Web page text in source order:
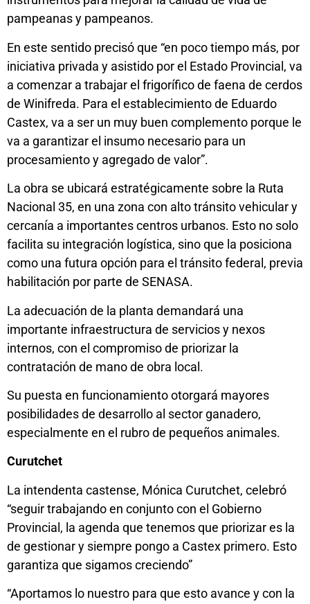
pampeanas y pampeanos.
En este sentido precisó que “en poco tiempo más, por
iniciativa privada y asistido por el Estado Provincial, va
a comenzar a trabajar el frigorífico de faena de cerdos
de Winifreda. Para el establecimiento de Eduardo
Castex, va a ser un muy buen complemento porque le
va a garantizar el insumo necesario para un
procesamiento y agregado de valor”.
La obra se ubicará estratégicamente sobre la Ruta
Nacional 35, en una zona con alto tránsito vehicular y
cercanía a importantes centros urbanos. Esto no solo
facilita su integración logística, sino que la posiciona
como una futura opción para el tránsito federal, previa
habilitación por parte de SENASA.
La adecuación de la planta demandará una
importante infraestructura de servicios y nexos
internos, con el compromiso de priorizar la
contratación de mano de obra local.
Su puesta en funcionamiento otorgará mayores
posibilidades de desarrollo al sector ganadero,
especialmente en el rubro de pequeños animales.
Curutchet
La intendenta castense, Mónica Curutchet, celebró
“seguir trabajando en conjunto con el Gobierno
Provincial, la agenda que tenemos que priorizar es la
de gestionar y siempre pongo a Castex primero. Esto
garantiza que sigamos creciendo”
“Aportamos lo nuestro para que esto avance y con la